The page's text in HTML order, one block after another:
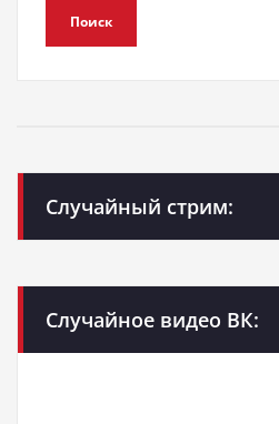
Поиск
Случайный стрим:
Случайное видео ВК: